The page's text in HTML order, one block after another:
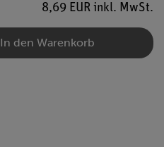
8,69 EUR inkl. MwSt.
In den Warenkorb